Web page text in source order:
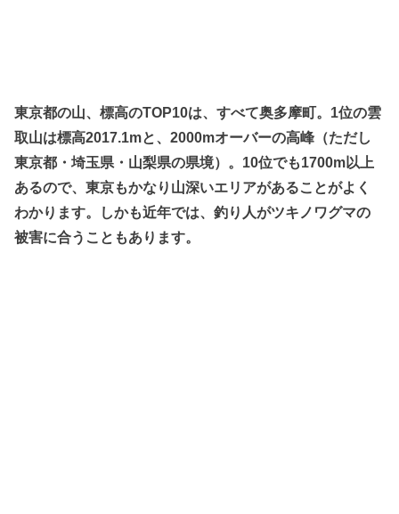
東京都の山、標高のTOP10は、すべて奥多摩町。1位の雲
取山は標高2017.1mと、2000mオーバーの高峰（ただし
東京都・埼玉県・山梨県の県境）。10位でも1700m以上
あるので、東京もかなり山深いエリアがあることがよく
わかります。しかも近年では、釣り人がツキノワグマの
被害に合うこともあります。